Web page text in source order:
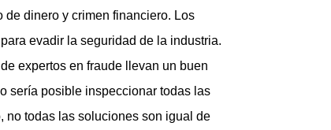
dinero y crimen financiero. Los
evadir la seguridad de la industria.
expertos en fraude llevan un buen
sería posible inspeccionar todas las
no todas las soluciones son igual de